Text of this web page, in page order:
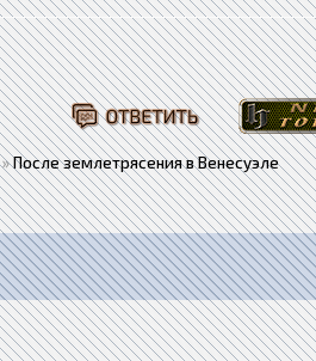
»После землетрясения в Венесуэле